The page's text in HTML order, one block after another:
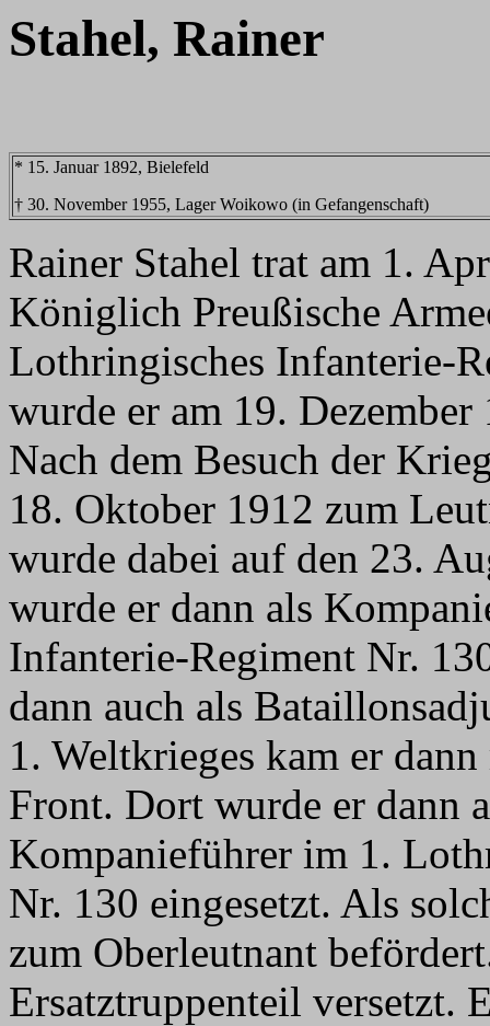
Stahel, Rainer
* 15. Januar 1892, Bielefeld
† 30. November 1955, Lager Woikowo (in Gefangenschaft)
Rainer Stahel trat am 1.
Königlich Preußische
Lothringisches Infanterie-
wurde er am 19.
Nach dem Besuch der
18. Oktober 1912 zum
wurde dabei auf den 23.
wurde er dann als
Infanterie-Regiment Nr.
dann auch als
1. Weltkrieges kam er
Front. Dort wurde er dann
Kompanieführer im 1.
Nr. 130 eingesetzt. Als
zum Oberleutnant
Ersatztruppenteil versetzt.